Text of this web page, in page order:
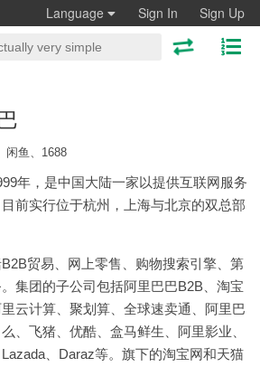
Language Sign In Sign Up
闲鱼、1688
年，是中国大陆一家以提供互联网服务
前实行位于杭州，上海与北京的双总部
贸易、网上零售、购物搜索引擎、第
集团的子公司包括阿里巴巴B2B、淘宝
云计算、聚划算、全球速卖通、阿里巴
、飞猪、优酷、盒马鲜生、阿里影业、
、Daraz等。旗下的淘宝网和天猫